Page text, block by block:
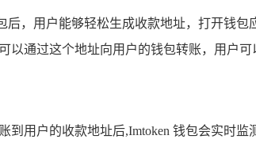
后，用户能够轻松生成收款地址，打开钱
以通过这个地址向用户的钱包转账，用户
到用户的收款地址后,Imtoken 钱包会实时